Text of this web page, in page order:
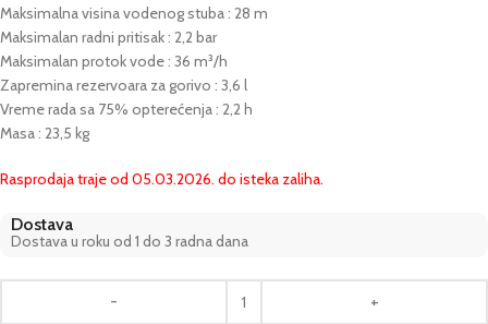
Maksimalna visina vodenog stuba : 28 m
Maksimalan radni pritisak : 2,2 bar
Maksimalan protok vode : 36 m³/h
Zapremina rezervoara za gorivo : 3,6 l
Vreme rada sa 75% opterećenja : 2,2 h
Masa : 23,5 kg
Rasprodaja traje od 05.03.2026. do isteka zaliha.
Dostava
Dostava u roku od 1 do 3 radna dana